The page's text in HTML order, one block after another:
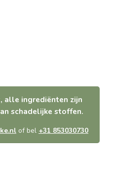
alle ingrediënten zijn
schadelijke stoffen.
of bel +31 853030730